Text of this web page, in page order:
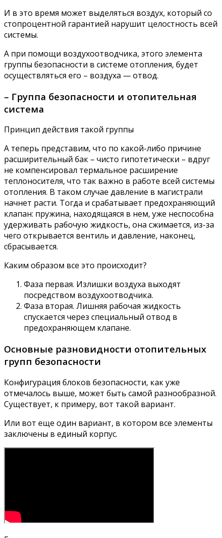
И в это время может выделяться воздух, который со
стопроцентной гарантией нарушит целостность всей
системы.
А при помощи воздухоотводчика, этого элемента
группы безопасности в системе отопления, будет
осуществляться его – воздуха — отвод.
– Группа безопасности и отопительная
система
Принцип действия такой группы
А теперь представим, что по какой-либо причине
расширительный бак – чисто гипотетически – вдруг
не компенсировал термальное расширение
теплоносителя, что так важно в работе всей системы
отопления. В таком случае давление в магистрали
начнет расти. Тогда и срабатывает предохраняющий
клапан: пружина, находящаяся в нем, уже неспособна
удерживать рабочую жидкость, она сжимается, из-за
чего открывается вентиль и давление, наконец,
сбрасывается.
Каким образом все это происходит?
Фаза первая. Излишки воздуха выходят
посредством воздухоотводчика.
Фаза вторая. Лишняя рабочая жидкость
спускается через специальный отвод в
предохраняющем клапане.
Основные разновидности отопительных
групп безопасности
Конфигурация блоков безопасности, как уже
отмечалось выше, может быть самой разнообразной.
Существует, к примеру, вот такой вариант.
Или вот еще один вариант, в котором все элементы
заключены в единый корпус.